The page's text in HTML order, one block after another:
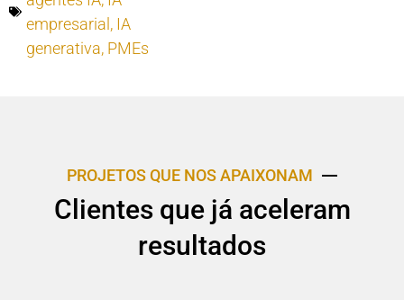
empresarial , IA
generativa, PMEs
PROJETOS QUE NOS APAIXONAM
Clientes que já aceleram
resultados